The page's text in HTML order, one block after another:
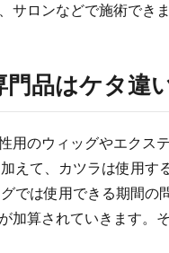
サロンなどで施術でき
品はケタ違
用のウィッグやエクス
えて、カツラは使用す
では使用できる期間
加算されていきます。